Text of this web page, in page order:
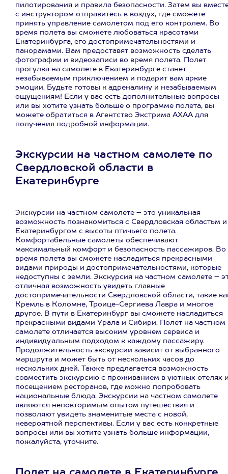
пилотирования и правила безопасности. Затем вы
с инструктором отправитесь в воздух, где сможете
принять управление самолетом под его контролем. Во
время полета вы сможете любоваться красотами
Екатеринбурга, его достопримечательностями и
панорамами. Вам предоставят возможность сделать
фотографии и видеозаписи во время полета. Полет
прогулка на самолете в Екатеринбурге станет
незабываемым приключением и подарит вам яркие
эмоции. Будьте готовы к адреналину и незабываемым
ощущениям! Если у вас есть дополнительные вопросы
или вы хотите узнать больше о программе полета, вы
можете обратиться в Агентство Экстрима АХАА для
получения подробной информации.
Экскурсии на частном самолете по
Свердловской области в
Екатеринбурге
Экскурсии на частном самолете – это уникальная
возможность познакомиться с Свердловская областьм и
Екатеринбургом с высоты птичьего полета.
Комфортабельные самолеты обеспечивают
максимальный комфорт и безопасность пассажиров. Во
время полета вы сможете насладиться прекрасными
видами природы и достопримечательностями, которые
недоступны с земли. Экскурсия на частном самолете –
отличная возможность увидеть главные
достопримечательности Свердловской области, такие
Кремль в Коломне, Троице-Сергиева Лавра и многое
другое. В пути в Екатеринбург вы сможете насладиться
прекрасными видами Урала и Сибири. Полет на частном
самолете отличается высоким уровнем сервиса и
индивидуальным подходом к каждому пассажиру.
Продолжительность экскурсии зависит от выбранного
маршрута и может быть от нескольких часов до
нескольких дней. Также предлагается возможность
совместить экскурсию с проживанием в уютных отелях
посещением ресторанов, где можно попробовать
национальные блюда. Экскурсии на частном самолете
являются неповторимым опытом путешествия и
позволяют увидеть знаменитые места с новой,
невероятной перспективы. Если у вас есть конкретные
вопросы или вы хотите узнать больше информации,
пожалуйста, уточните.